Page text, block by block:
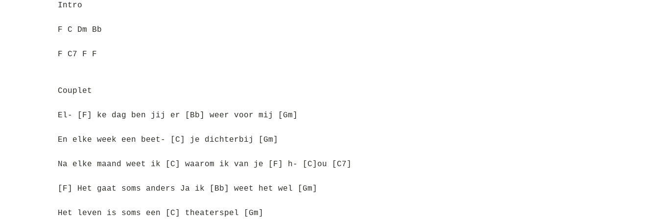
Intro
F C Dm Bb
F C7 F F
Couplet
El- [F] ke dag ben jij er [Bb] weer voor mij [Gm]
En elke week een beet- [C] je dichterbij [Gm]
Na elke maand weet ik [C] waarom ik van je [F] h- [C]ou [C7]
[F] Het gaat soms anders Ja ik [Bb] weet het wel [Gm]
Het leven is soms een [C] theaterspel [Gm]